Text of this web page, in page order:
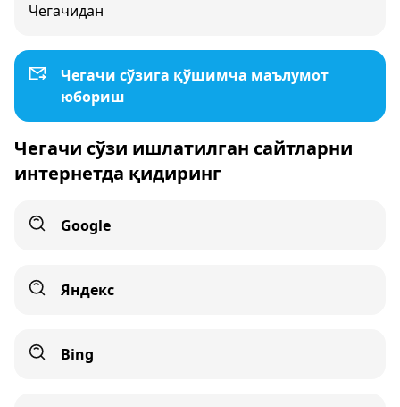
Чегачидан
Чегачи сўзига қўшимча маълумот
юбориш
Чегачи сўзи ишлатилган сайтларни
интернетда қидиринг
Google
Яндекс
Bing